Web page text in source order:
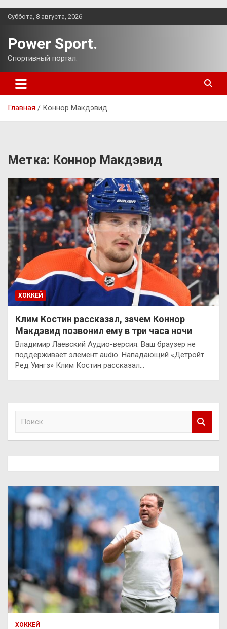
Перейти
Суббота, 8 августа, 2026
Power Sport.
Спортивный портал.
Главная Коннор Макдэвид
Метка: Коннор Макдэвид
ХОККЕЙ
Клим Костин рассказал, зачем Коннор
Макдэвид позвонил ему в три часа ночи
Владимир Лаевский Аудио-версия: Ваш браузер не
поддерживает элемент audio. Нападающий «Детройт
Ред Уингз» Клим Костин рассказал…
ХОККЕЙ